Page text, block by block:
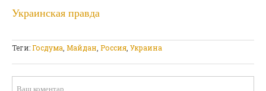
Украинская правда
Теги:Госдума Майдан Россия Украина